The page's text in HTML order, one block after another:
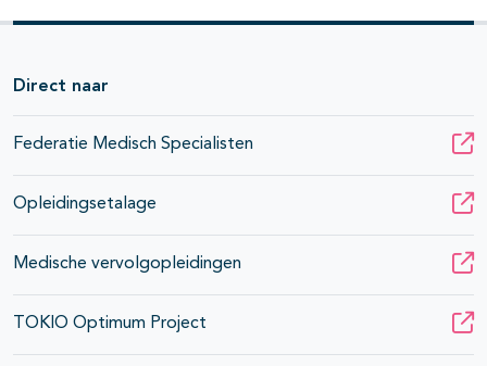
Direct naar
Federatie Medisch Specialisten
Opleidingsetalage
Medische vervolgopleidingen
TOKIO Optimum Project